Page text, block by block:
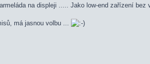
na displeji ..... Jako low-end zařízení
má jasnou volbu ...